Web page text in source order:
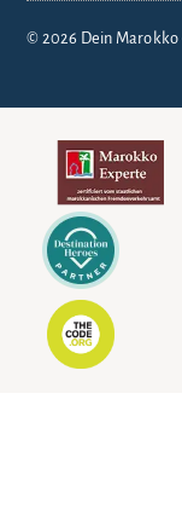
© 2026 Dein Marokko